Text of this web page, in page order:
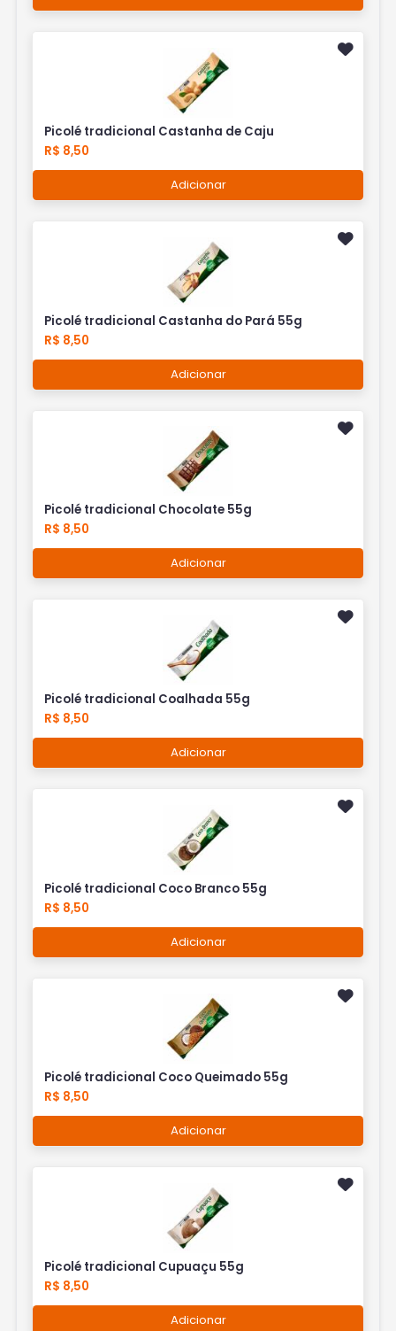
Picolé tradicional Castanha de Caju
R$ 8,50
Adicionar
Picolé tradicional Castanha do Pará 55g
R$ 8,50
Adicionar
Picolé tradicional Chocolate 55g
R$ 8,50
Adicionar
Picolé tradicional Coalhada 55g
R$ 8,50
Adicionar
Picolé tradicional Coco Branco 55g
R$ 8,50
Adicionar
Picolé tradicional Coco Queimado 55g
R$ 8,50
Adicionar
Picolé tradicional Cupuaçu 55g
R$ 8,50
Adicionar